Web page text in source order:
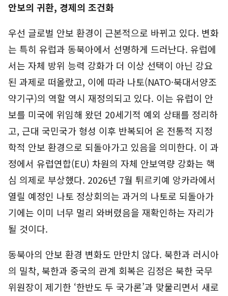
안보의 귀환, 경제의 조건화
우선 글로벌 안보 환경이 근본적으로 바뀌고 있다. 변화
는 특히 유럽과 동북아에서 선명하게 드러난다. 유럽에
서는 자체 방위 능력 강화가 더 이상 선택이 아닌 강요
된 과제로 떠올랐고, 이에 따라 나토(NATO·북대서양조
약기구)의 역할 역시 재정의되고 있다. 이는 유럽이 안
보를 미국에 위임해 왔던 20세기적 예외 상태를 정리하
고, 근대 국민국가 형성 이후 반복되어 온 전통적 지정
학적 안보 환경으로 되돌아가고 있음을 의미한다. 이 과
정에서 유럽연합(EU) 차원의 자체 안보역량 강화는 핵
심 의제로 부상했다. 2026년 7월 튀르키예 앙카라에서
열릴 예정인 나토 정상회의는 과거의 나토로 되돌아가
기에는 이미 너무 멀리 와버렸음을 재확인하는 자리가
될 것이다.
동북아의 안보 환경 변화도 만만치 않다. 북한과 러시아
의 밀착, 북한과 중국의 관계 회복은 김정은 북한 국무
위원장이 제기한 ‘한반도 두 국가론’과 맞물리면서 새로